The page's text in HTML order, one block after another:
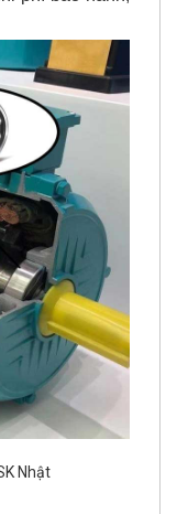
Nhật